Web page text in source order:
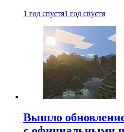
1 год спустя1 год спустя
Вышло